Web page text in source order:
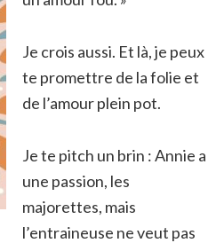
Je crois aussi. Et là, je peux
te promettre de la folie et
de l’amour plein pot.
Je te pitch un brin : Annie a
une passion, les
majorettes, mais
l’entraineuse ne veut pas